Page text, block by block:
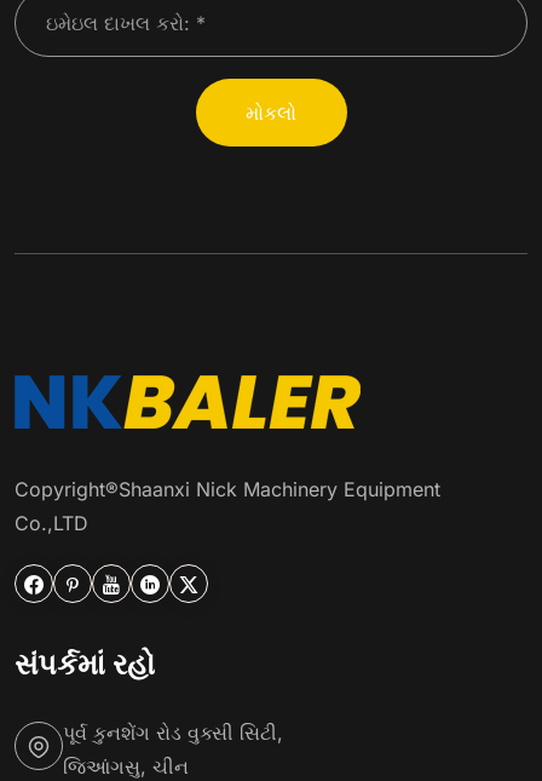
Copyright®Shaanxi Nick Machinery Equipment
Co.,LTD
    
સંપર્કમાં રહો
પૂર્વ કુનશેંગ રોડ વુક્સી સિટી,
જિઆંગસુ, ચીન